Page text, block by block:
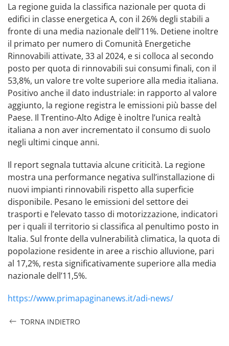
La regione guida la classifica nazionale per quota di
edifici in classe energetica A, con il 26% degli stabili a
fronte di una media nazionale dell’11%. Detiene inoltre
il primato per numero di Comunità Energetiche
Rinnovabili attivate, 33 al 2024, e si colloca al secondo
posto per quota di rinnovabili sui consumi finali, con il
53,8%, un valore tre volte superiore alla media italiana.
Positivo anche il dato industriale: in rapporto al valore
aggiunto, la regione registra le emissioni più basse del
Paese. Il Trentino-Alto Adige è inoltre l’unica realtà
italiana a non aver incrementato il consumo di suolo
negli ultimi cinque anni.
Il report segnala tuttavia alcune criticità. La regione
mostra una performance negativa sull’installazione di
nuovi impianti rinnovabili rispetto alla superficie
disponibile. Pesano le emissioni del settore dei
trasporti e l’elevato tasso di motorizzazione, indicatori
per i quali il territorio si classifica al penultimo posto in
Italia. Sul fronte della vulnerabilità climatica, la quota di
popolazione residente in aree a rischio alluvione, pari
al 17,2%, resta significativamente superiore alla media
nazionale dell’11,5%.
https://www.primapaginanews.it/adi-news/
TORNA INDIETRO